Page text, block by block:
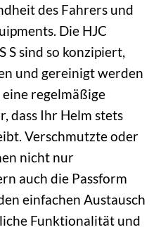
des Fahrers und
Die HJC
S sind so konzipiert,
und gereinigt werden
regelmäßige
dass Ihr Helm stets
Verschmutzte oder
nicht nur
auch die Passform
einfachen Austausch
Funktionalität und